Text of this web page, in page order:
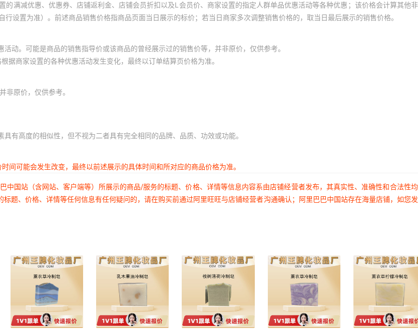
满减优惠、优惠券、店铺返利金、店铺会员折扣以及L会员价、商家设置的指定人群单品优惠活动等各种优惠；该价格会计算其他
设置为准）。前述商品销售价格指商品页面当日展示的标价；若当日商家多次调整销售价格的，取当日最后展示的销售价格。
动。可能是商品的销售指导价或该商品的曾经展示过的销售价等，并非原价，仅供参考。
商家设置的各种优惠活动发生变化，最终以订单结算页价格为准。
原价，仅供参考。
有高度的相似性，但不视为二者具有完全相同的品牌、品质、功效或功能。
可能会发生改变，最终以前述展示的具体时间和所对应的商品价格为准。
国站（含网站、客户端等）所展示的商品/服务的标题、价格、详情等信息内容系由店铺经营者发布，其真实性、准确性和合法性
题、价格、详情等任何信息有任何疑问的，请在购买前通过阿里旺旺与店铺经营者沟通确认；阿里巴巴中国站存在海量店铺，如您